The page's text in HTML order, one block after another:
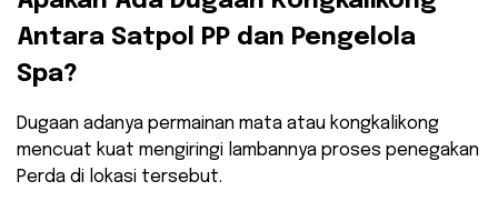
Antara Satpol PP dan Pengelola
Spa?
​Dugaan adanya permainan mata atau kongkalikong
mencuat kuat mengiringi lambannya proses penegakan
Perda di lokasi tersebut.